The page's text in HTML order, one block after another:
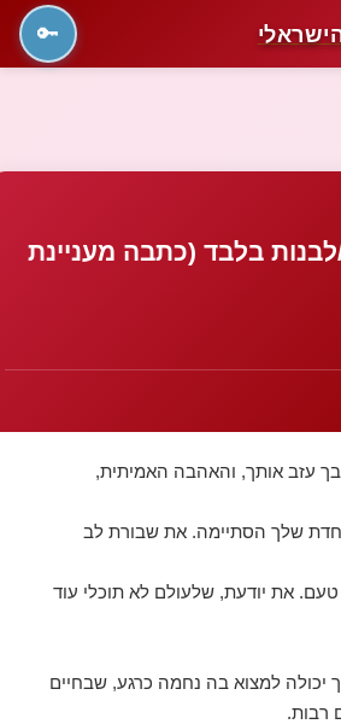
🔑
בלבד (כתבה מעניינת
עזב אותך, והאהבה האמיתית,
שלך הסתיימה. את שבורת לב
את יודעת, שלעולם לא תוכלי עוד
יכולה למצוא בה נחמה כרגע, שבחיים
רבות.